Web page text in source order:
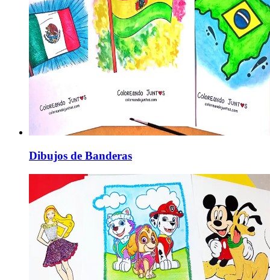
Dibujos de Banderas